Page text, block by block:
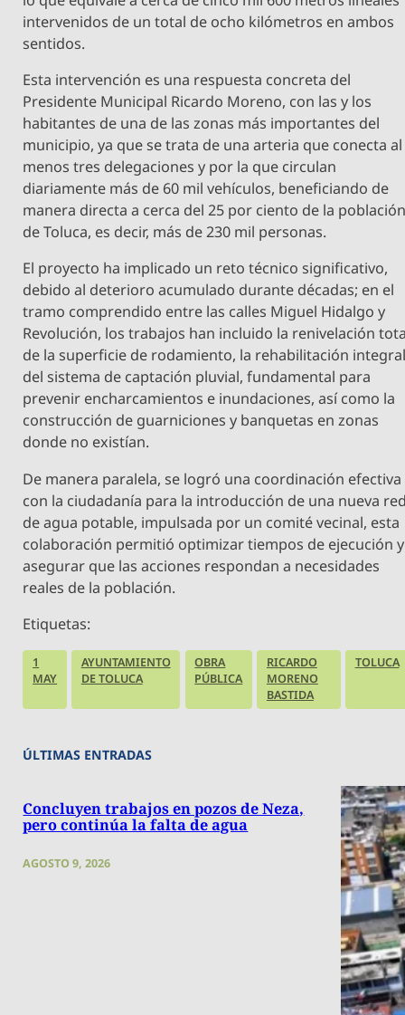
intervenidos de un total de ocho kilómetros en ambos
sentidos.
Esta intervención es una respuesta concreta del
Presidente Municipal Ricardo Moreno, con las y los
habitantes de una de las zonas más importantes del
municipio, ya que se trata de una arteria que conecta al
menos tres delegaciones y por la que circulan
diariamente más de 60 mil vehículos, beneficiando de
manera directa a cerca del 25 por ciento de la
de Toluca, es decir, más de 230 mil personas.
El proyecto ha implicado un reto técnico significativo,
debido al deterioro acumulado durante décadas; en el
tramo comprendido entre las calles Miguel Hidalgo y
Revolución, los trabajos han incluido la renivelación
de la superficie de rodamiento, la rehabilitación
del sistema de captación pluvial, fundamental para
prevenir encharcamientos e inundaciones, así como la
construcción de guarniciones y banquetas en zonas
donde no existían.
De manera paralela, se logró una coordinación efectiva
con la ciudadanía para la introducción de una nueva
de agua potable, impulsada por un comité vecinal, esta
colaboración permitió optimizar tiempos de ejecución y
asegurar que las acciones respondan a necesidades
reales de la población.
Etiquetas:
1
MAY
AYUNTAMIENTO
DE TOLUCA
OBRA
PÚBLICA
RICARDO
MORENO
BASTIDA
TOLUCA
ÚLTIMAS ENTRADAS
Concluyen trabajos en pozos de Neza,
pero continúa la falta de agua
AGOSTO 9, 2026